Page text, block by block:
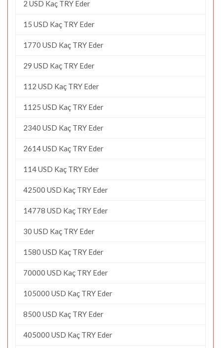
2 USD Kaç TRY Eder
15 USD Kaç TRY Eder
1770 USD Kaç TRY Eder
29 USD Kaç TRY Eder
112 USD Kaç TRY Eder
1125 USD Kaç TRY Eder
2340 USD Kaç TRY Eder
2614 USD Kaç TRY Eder
114 USD Kaç TRY Eder
42500 USD Kaç TRY Eder
14778 USD Kaç TRY Eder
30 USD Kaç TRY Eder
1580 USD Kaç TRY Eder
70000 USD Kaç TRY Eder
105000 USD Kaç TRY Eder
8500 USD Kaç TRY Eder
405000 USD Kaç TRY Eder